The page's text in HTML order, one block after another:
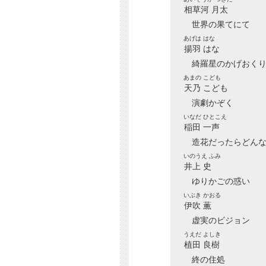
相草河 月太
世界の果てにて
揚羽 はな
あげは はな
綺羅星のかげおくり
天乃 こども
あまの こども
演劇かぞく
稲田 一声
いなだ ひとこえ
造花だったらどん
井上 史
いのうえ ふみ
ゆりかごの惑い
伊吹 薫
いぶき かおる
虚実のビジョン
植田 良樹
うえだ よしき
終の住処